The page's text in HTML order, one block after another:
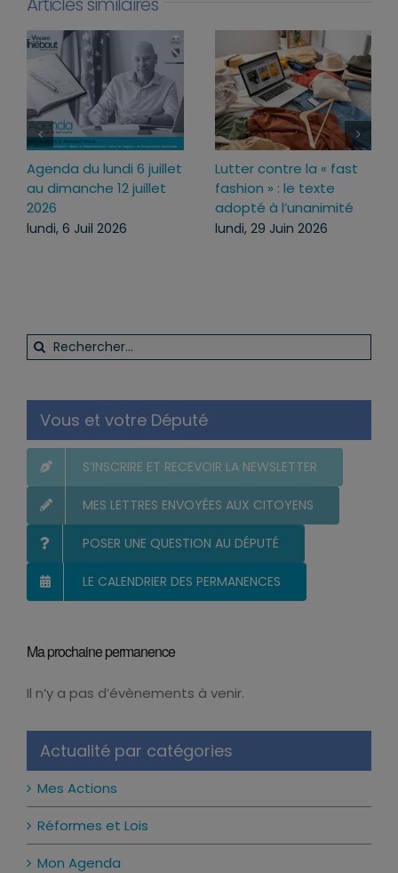
du lundi 6 juillet
12 juillet
6 Juil 2026
Lutter contre la « fast
fashion » : le texte
adopté à l’unanimité
lundi, 29 Juin 2026
Loi
ce
Rechercher:
Vous et votre Député
S’INSCRIRE ET RECEVOIR LA NEWSLETTER
MES LETTRES ENVOYÉES AUX CITOYENS
POSER UNE QUESTION AU DÉPUTÉ
LE CALENDRIER DES PERMANENCES
Ma prochaine permanence
Notice
Il n’y a pas d’évènements à venir.
Actualité par catégories
Mes Actions
Réformes et Lois
Mon Agenda